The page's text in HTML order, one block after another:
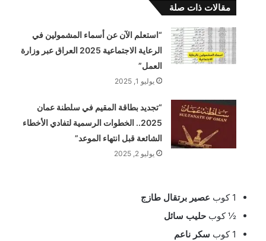
مقالات ذات صلة
“استعلم الآن عن أسماء المشمولين في
الرعاية الاجتماعية 2025 العراق عبر وزارة
العمل”
يوليو 1, 2025
“تجديد بطاقة المقيم في سلطنة عمان
2025.. الخطوات الرسمية لتفادي الأخطاء
الشائعة قبل انتهاء الموعد”
يوليو 2, 2025
1 كوب
عصير برتقال طازج
½ كوب حليب سائل
1 كوب
سكر ناعم